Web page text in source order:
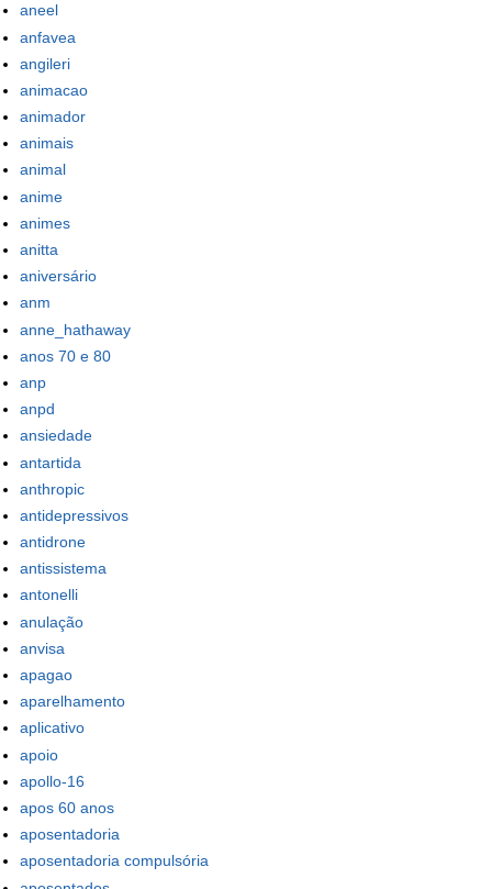
aneel
anfavea
angileri
animacao
animador
animais
animal
anime
animes
anitta
aniversário
anm
anne_hathaway
anos 70 e 80
anp
anpd
ansiedade
antartida
anthropic
antidepressivos
antidrone
antissistema
antonelli
anulação
anvisa
apagao
aparelhamento
aplicativo
apoio
apollo-16
apos 60 anos
aposentadoria
aposentadoria compulsória